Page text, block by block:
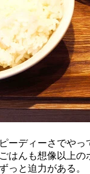
ーディーさでやっ
はんも想像以上の
っと迫力がある。